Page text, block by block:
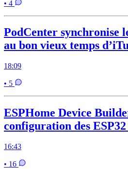
• 4
PodCenter synchronise
au bon vieux temps
18:09
• 5
ESPHome Device
configuration des
16:43
• 16